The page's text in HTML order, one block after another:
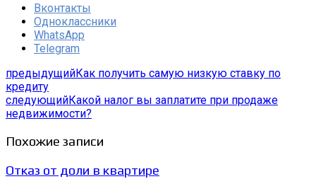
Вконтакты
Одноклассники
WhatsApp
Telegram
предыдущийКак получить самую низкую ставку по
кредиту
следующийКакой налог вы заплатите при продаже
недвижимости?
Похожие записи
Отказ от доли в квартире